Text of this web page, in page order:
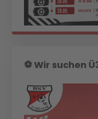
⚽️ Wir suchen